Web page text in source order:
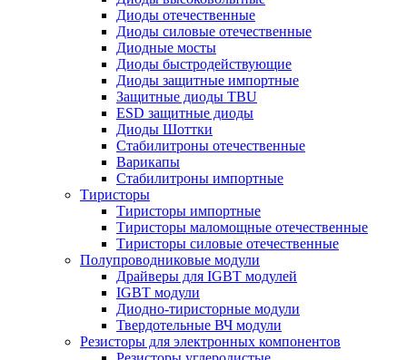
Диоды отечественные
Диоды силовые отечественные
Диодные мосты
Диоды быстродействующие
Диоды защитные импортные
Защитные диоды TBU
ESD защитные диоды
Диоды Шоттки
Стабилитроны отечественные
Варикапы
Стабилитроны импортные
Тиристоры
Тиристоры импортные
Тиристоры маломощные отечественные
Тиристоры силовые отечественные
Полупроводниковые модули
Драйверы для IGBT модулей
IGBT модули
Диодно-тиристорные модули
Твердотельные ВЧ модули
Резисторы для электронных компонентов